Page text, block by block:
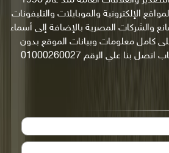
الإلكترونية والموبايلات والتليفونات
والشركات المصرية بالإضافة إلى أسماء
كامل معلومات وبيانات الموقع بدون
علي الرقم 01000260027